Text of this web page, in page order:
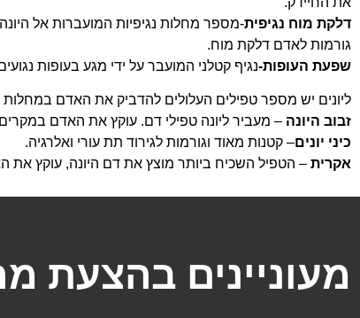
דלקת מוח נגיפית-מספר מחלות נגיפיות המועברות אל
גורמות לאדם דלקת מוח.
שפעת העופות-נגיף קטלני המועבר על ידי מגע בעופות
ליונים יש מספר טפילים העלולים להדביק את האדם במחלות
זבוב היונה – מעביר ליונה טפילי דם. עוקץ את האדם
כיני יונים– קטנות מאוד וגורמות לגירוד תת עורי ואלרגיה.
אקרית – הטפיל השכיח ביותר מוצץ את דם היונה, עוקץ את
מעוניינים בהצעת